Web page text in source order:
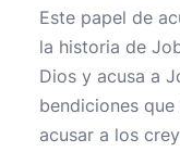
Este papel de
la historia de
Dios y acusa a
bendiciones
acusar a los